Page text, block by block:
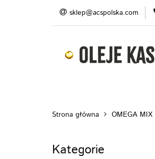
sklep@acspolska.com
Strona główna OMEGA MIX
Kategorie